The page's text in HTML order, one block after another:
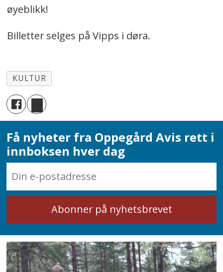
øyeblikk!
Billetter selges på Vipps i døra.
KULTUR
Få nyheter fra Oppegård Avis rett i
innboksen hver dag